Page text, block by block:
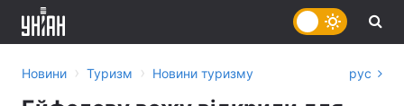
Новини › Туризм › Новини туризму рус